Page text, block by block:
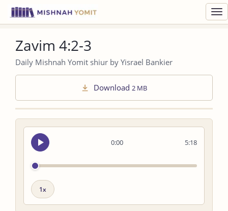
Zavim 4:2-3
Daily Mishnah Yomit shiur by Yisrael Bankier
Download 2 MB
0:00
Seek
audio
5:18
Playback